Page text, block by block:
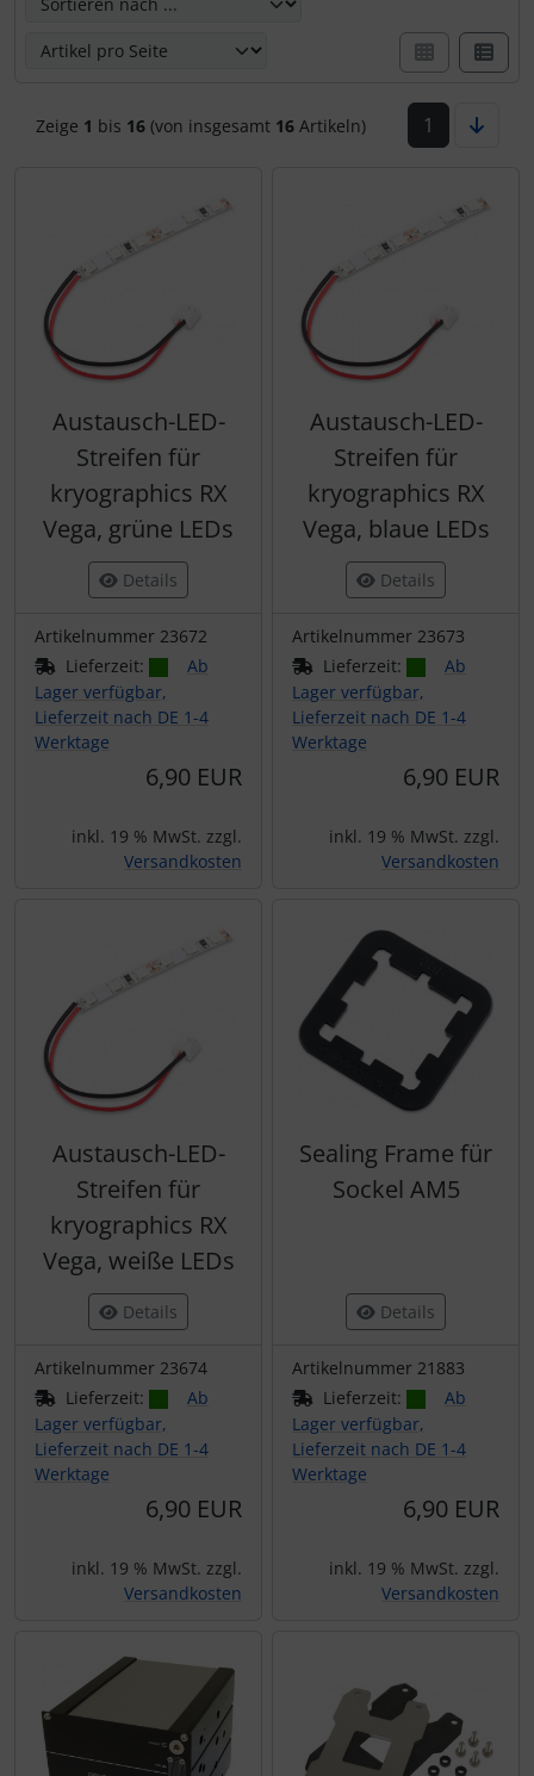
Zeige 1 bis 16(von insgesamt 16Artikeln) 1
Austausch-LED-
Streifen für
kryographics RX
Vega, grüne LEDs
Details
Artikelnummer 23672
Lieferzeit:
Ab
Lager verfügbar,
Lieferzeit nach DE 1-4
Werktage
6,90 EUR
inkl. 19 % MwSt. zzgl.
Versandkosten
Austausch-LED-
Streifen für
kryographics RX
Vega, blaue LEDs
Details
Artikelnummer 23673
Lieferzeit:
Ab
Lager verfügbar,
Lieferzeit nach DE 1-4
Werktage
6,90 EUR
inkl. 19 % MwSt. zzgl.
Versandkosten
Austausch-LED-
Streifen für
kryographics RX
Vega, weiße LEDs
Details
Artikelnummer 23674
Lieferzeit:
Ab
Lager verfügbar,
Lieferzeit nach DE 1-4
Werktage
6,90 EUR
inkl. 19 % MwSt. zzgl.
Versandkosten
Sealing Frame für
Sockel AM5
Details
Artikelnummer 21883
Lieferzeit:
Ab
Lager verfügbar,
Lieferzeit nach DE 1-4
Werktage
6,90 EUR
inkl. 19 % MwSt. zzgl.
Versandkosten